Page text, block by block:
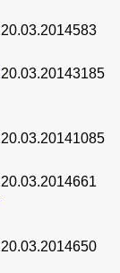
20.03.2014583
20.03.20143185
20.03.20141085
20.03.2014661
20.03.2014650